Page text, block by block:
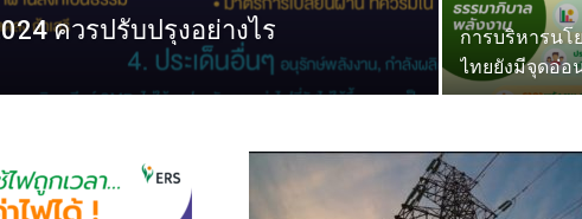
ควรปรับปรุงอย่างไร
การบริหารนโ
ไทยยังมีจุดอ่อ